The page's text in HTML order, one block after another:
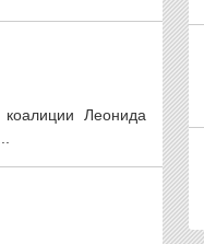
коалиции Леонида